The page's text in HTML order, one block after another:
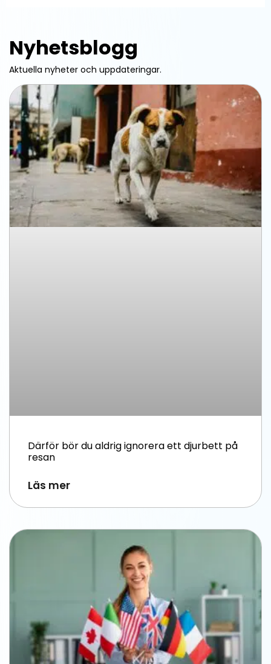
Nyhetsblogg
Aktuella nyheter och uppdateringar.
Därför bör du aldrig ignorera ett djurbett på
resan
Läs mer